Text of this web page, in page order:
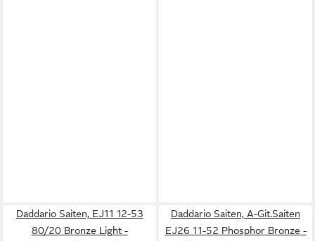
Daddario Saiten, EJ11 12-53
80/20 Bronze Light -
Daddario Saiten, A-Git.Saiten
EJ26 11-52 Phosphor Bronze -